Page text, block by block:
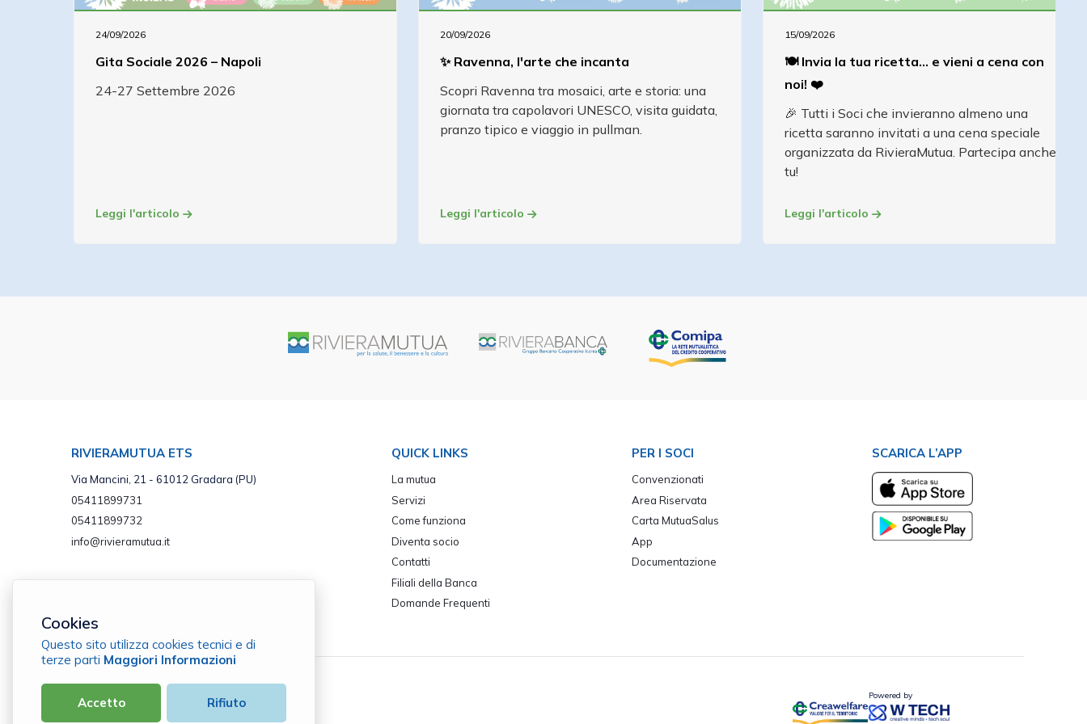
24/09/2026
Gita Sociale 2026 – Napoli
24-27 Settembre 2026
Leggi l'articolo
20/09/2026
✨ Ravenna, l'arte che incanta
Scopri Ravenna tra mosaici, arte e storia: una
giornata tra capolavori UNESCO, visita guidata,
pranzo tipico e viaggio in pullman.
Leggi l'articolo
15/09/2026
🍽️ Invia la tua ricetta... e vieni a cena con
noi! ❤️
🎉 Tutti i Soci che invieranno almeno una
ricetta saranno invitati a una cena speciale
organizzata da RivieraMutua. Partecipa anche
tu!
Leggi l'articolo
RIVIERAMUTUA ETS
Via Mancini, 21 - 61012 Gradara (PU)
05411899731
05411899732
info@rivieramutua.it
QUICK LINKS
La mutua
Servizi
Come funziona
Diventa socio
Contatti
Filiali della Banca
Domande Frequenti
PER I SOCI
Convenzionati
Area Riservata
Carta MutuaSalus
App
Documentazione
SCARICA L’APP
RivieraMutua ETS
Powered by
Cookies
Questo sito utilizza cookies tecnici e di
terze parti Maggiori Informazioni
Accetto Rifiuto